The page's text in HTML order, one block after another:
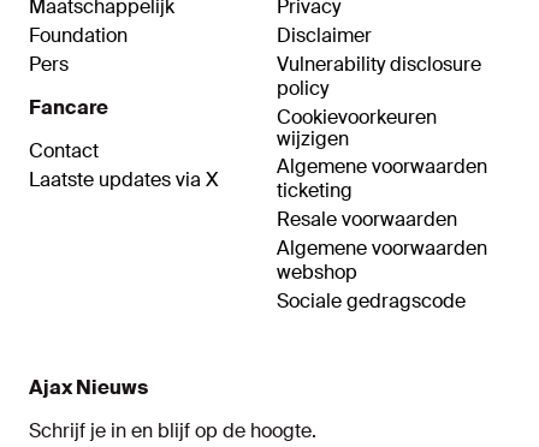
Maatschappelijk
Foundation
Pers
Fancare
Contact
Laatste updates via X
Privacy
Disclaimer
Vulnerability disclosure
policy
Cookievoorkeuren
wijzigen
Algemene voorwaarden
ticketing
Resale voorwaarden
Algemene voorwaarden
webshop
Sociale gedragscode
Ajax Nieuws
Schrijf je in en blijf op de hoogte.